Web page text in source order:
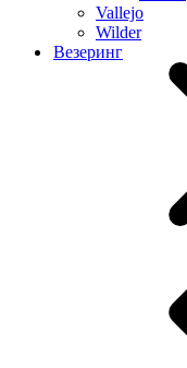
Vallejo
Wilder
Везеринг